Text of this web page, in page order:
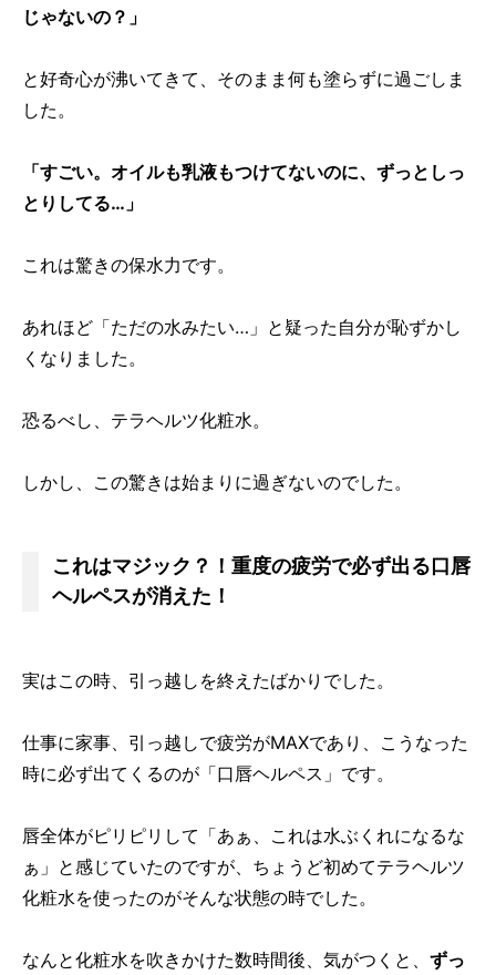
じゃないの？」
と好奇心が沸いてきて、そのまま何も塗らずに過ごしま
した。
「すごい。オイルも乳液もつけてないのに、ずっとしっ
とりしてる…」
これは驚きの保水力です。
あれほど「ただの水みたい…」と疑った自分が恥ずかし
くなりました。
恐るべし、テラヘルツ化粧水。
しかし、この驚きは始まりに過ぎないのでした。
これはマジック？！重度の疲労で必ず出る口唇
ヘルペスが消えた！
実はこの時、引っ越しを終えたばかりでした。
仕事に家事、引っ越しで疲労がMAXであり、こうなった
時に必ず出てくるのが「口唇ヘルペス」です。
唇全体がピリピリして「あぁ、これは水ぶくれになるな
ぁ」と感じていたのですが、ちょうど初めてテラヘルツ
化粧水を使ったのがそんな状態の時でした。
なんと化粧水を吹きかけた数時間後、気がつくと、 ずっ